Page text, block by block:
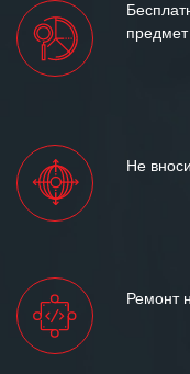
Не
Ремонт